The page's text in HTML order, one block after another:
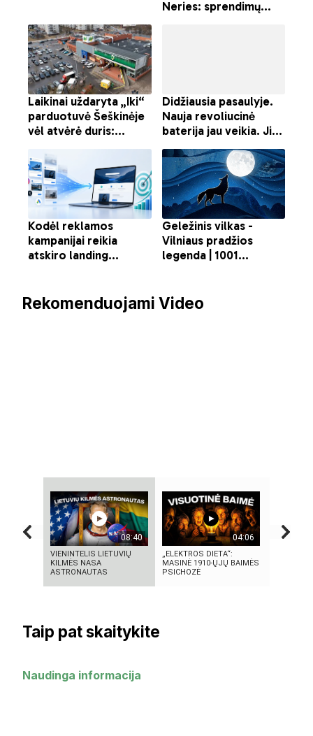
Rekomenduojami Video
08:40
VIENINTELIS LIETUVIŲ
KILMĖS NASA
ASTRONAUTAS
04:06
„ELEKTROS DIETA“:
MASINĖ 1910-ŲJŲ BAIMĖS
PSICHOZĖ
Taip pat skaitykite
Naudinga informacija